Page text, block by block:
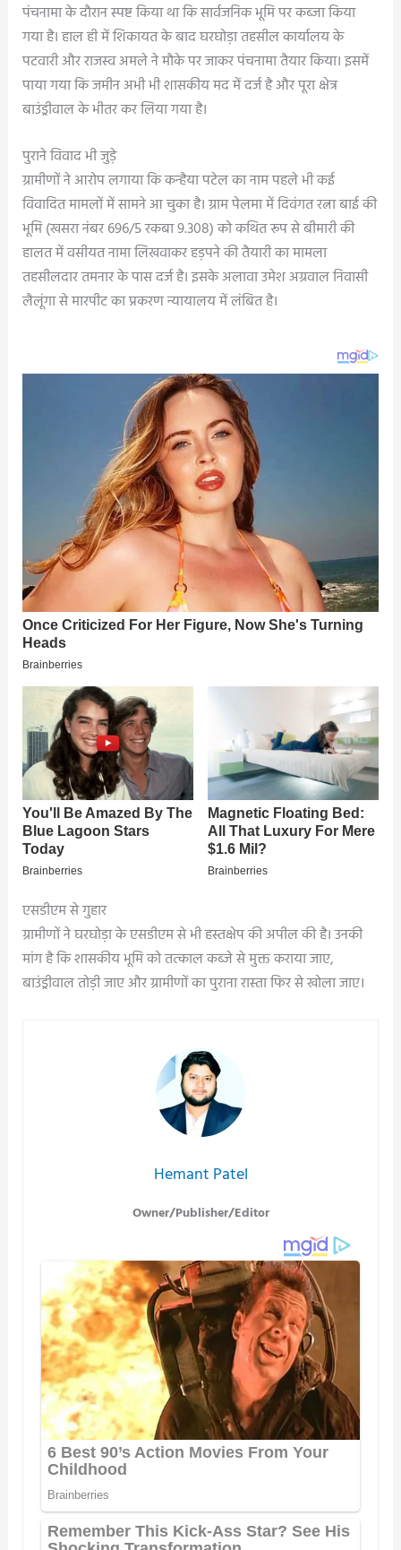
पंचनामा के दौरान स्पष्ट किया था कि सार्वजनिक भूमि पर कब्जा किया
गया है। हाल ही में शिकायत के बाद घरघोड़ा तहसील कार्यालय के
पटवारी और राजस्व अमले ने मौके पर जाकर पंचनामा तैयार किया। इसमें
पाया गया कि जमीन अभी भी शासकीय मद में दर्ज है और पूरा क्षेत्र
बाउंड्रीवाल के भीतर कर लिया गया है।
पुराने विवाद भी जुड़े
ग्रामीणों ने आरोप लगाया कि कन्हैया पटेल का नाम पहले भी कई
विवादित मामलों में सामने आ चुका है। ग्राम पेलमा में दिवंगत रत्ना बाई की
भूमि (खसरा नंबर 696/5 रकबा 9.308) को कथित रूप से बीमारी की
हालत में वसीयत नामा लिखवाकर हड़पने की तैयारी का मामला
तहसीलदार तमनार के पास दर्ज है। इसके अलावा उमेश अग्रवाल निवासी
लैलूंगा से मारपीट का प्रकरण न्यायालय में लंबित है।
एसडीएम से गुहार
ग्रामीणों ने घरघोड़ा के एसडीएम से भी हस्तक्षेप की अपील की है। उनकी
मांग है कि शासकीय भूमि को तत्काल कब्जे से मुक्त कराया जाए,
बाउंड्रीवाल तोड़ी जाए और ग्रामीणों का पुराना रास्ता फिर से खोला जाए।
Hemant Patel
Owner/Publisher/Editor